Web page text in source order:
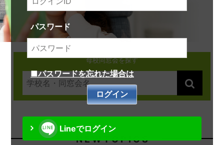
パスワード
■パスワードを忘れた場合は
Lineでログイン
母校同窓会を探す
N E W T O P I C S